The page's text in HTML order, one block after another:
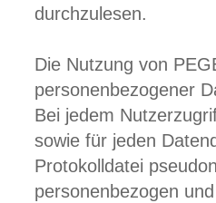
durchzulesen.
Die Nutzung von
personenbezogener
Bei jedem
sowie für jeden
Protokolldatei
personenbezogen